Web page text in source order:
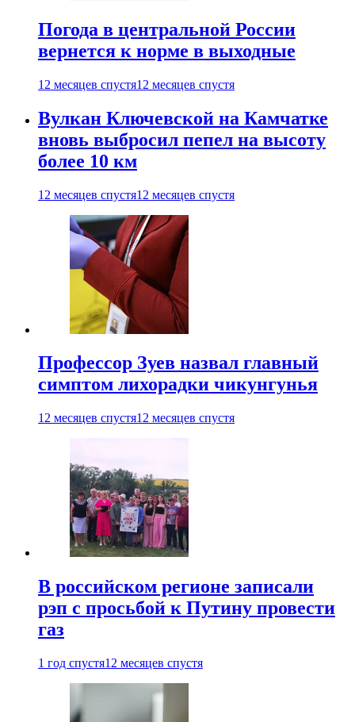
Погода в центральной России
вернется к норме в выходные
12 месяцев спустя12 месяцев спустя
Вулкан Ключевской на Камчатке
вновь выбросил пепел на высоту
более 10 км
12 месяцев спустя12 месяцев спустя
Профессор Зуев назвал главный
симптом лихорадки чикунгунья
12 месяцев спустя12 месяцев спустя
В российском регионе записали
рэп с просьбой к Путину провести
газ
1 год спустя12 месяцев спустя